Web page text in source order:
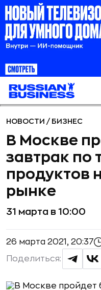
НОВОСТИ / БИЗНЕС
В Москве
завтрак по
продуктов
рынке
31 марта в 10:00
26 марта 2021, 20:37
Поделиться: